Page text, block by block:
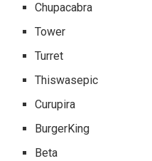
Chupacabra
Tower
Turret
Thiswasepic
Curupira
BurgerKing
Beta